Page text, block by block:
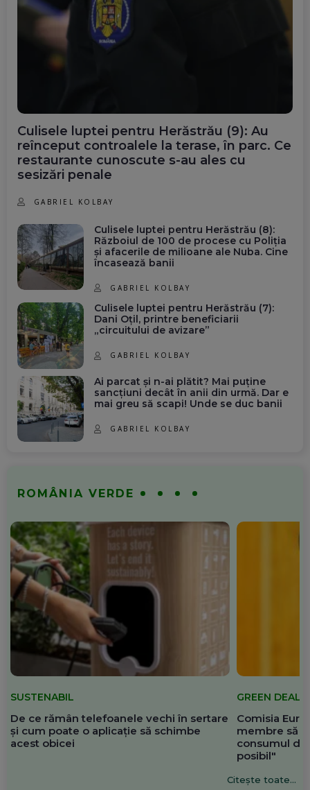
Culisele luptei pentru Herăstrău (9): Au
reînceput controalele la terase, în parc. Ce
restaurante cunoscute s-au ales cu
sesizări penale
GABRIEL KOLBAY
Culisele luptei pentru Herăstrău (8):
Războiul de 100 de procese cu Poliția
și afacerile de milioane ale Nuba. Cine
încasează banii
GABRIEL KOLBAY
Culisele luptei pentru Herăstrău (7):
Dani Oțil, printre beneficiarii
„circuitului de avizare”
GABRIEL KOLBAY
Ai parcat și n-ai plătit? Mai puține
sancțiuni decât în anii din urmă. Dar e
mai greu să scapi! Unde se duc banii
GABRIEL KOLBAY
ROMÂNIA VERDE
SUSTENABIL
De ce rămân telefoanele vechi în sertare
și cum poate o aplicație să schimbe
acest obicei
GREEN DEAL
Comisia
membre să
consumul de
posibil"
Citește toate...